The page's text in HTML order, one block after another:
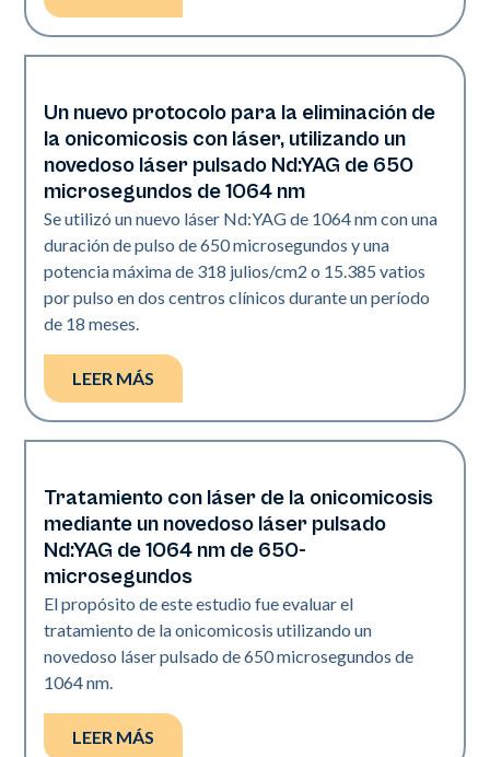
Uñas
Un nuevo protocolo para la eliminación de
la onicomicosis con láser, utilizando un
novedoso láser pulsado Nd:YAG de 650
microsegundos de 1064 nm
Se utilizó un nuevo láser Nd:YAG de 1064 nm con una
duración de pulso de 650 microsegundos y una
potencia máxima de 318 julios/cm2 o 15.385 vatios
por pulso en dos centros clínicos durante un período
de 18 meses.
LEER MÁS
Uñas
Tratamiento con láser de la onicomicosis
mediante un novedoso láser pulsado
Nd:YAG de 1064 nm de 650-
microsegundos
El propósito de este estudio fue evaluar el
tratamiento de la onicomicosis utilizando un
novedoso láser pulsado de 650 microsegundos de
1064 nm.
LEER MÁS